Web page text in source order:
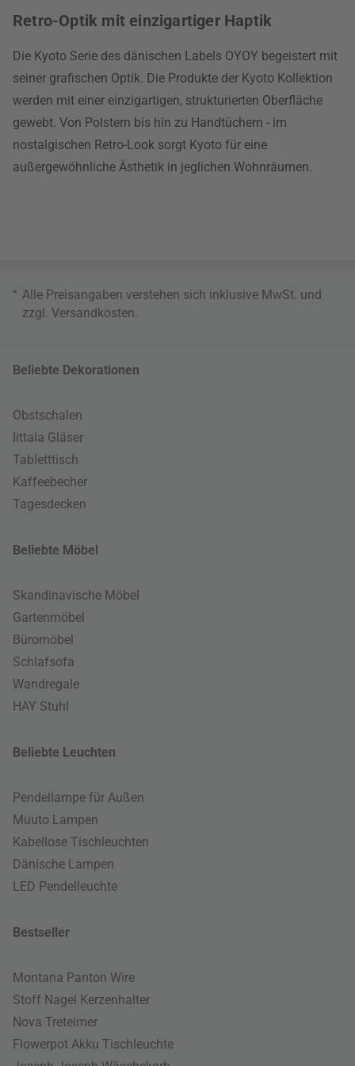
Retro-Optik mit einzigartiger Haptik
Die Kyoto Serie des dänischen Labels OYOY begeistert mit
seiner grafischen Optik. Die Produkte der Kyoto Kollektion
werden mit einer einzigartigen, strukturierten Oberfläche
gewebt. Von Polstern bis hin zu Handtüchern - im
nostalgischen Retro-Look sorgt Kyoto für eine
außergewöhnliche Ästhetik in jeglichen Wohnräumen.
* Alle Preisangaben verstehen sich inklusive MwSt. und
zzgl. Versandkosten.
Beliebte Dekorationen
Obstschalen
Iittala Gläser
Tabletttisch
Kaffeebecher
Tagesdecken
Beliebte Möbel
Skandinavische Möbel
Gartenmöbel
Büromöbel
Schlafsofa
Wandregale
HAY Stuhl
Beliebte Leuchten
Pendellampe für Außen
Muuto Lampen
Kabellose Tischleuchten
Dänische Lampen
LED Pendelleuchte
Bestseller
Montana Panton Wire
Stoff Nagel Kerzenhalter
Nova Treteimer
Flowerpot Akku Tischleuchte